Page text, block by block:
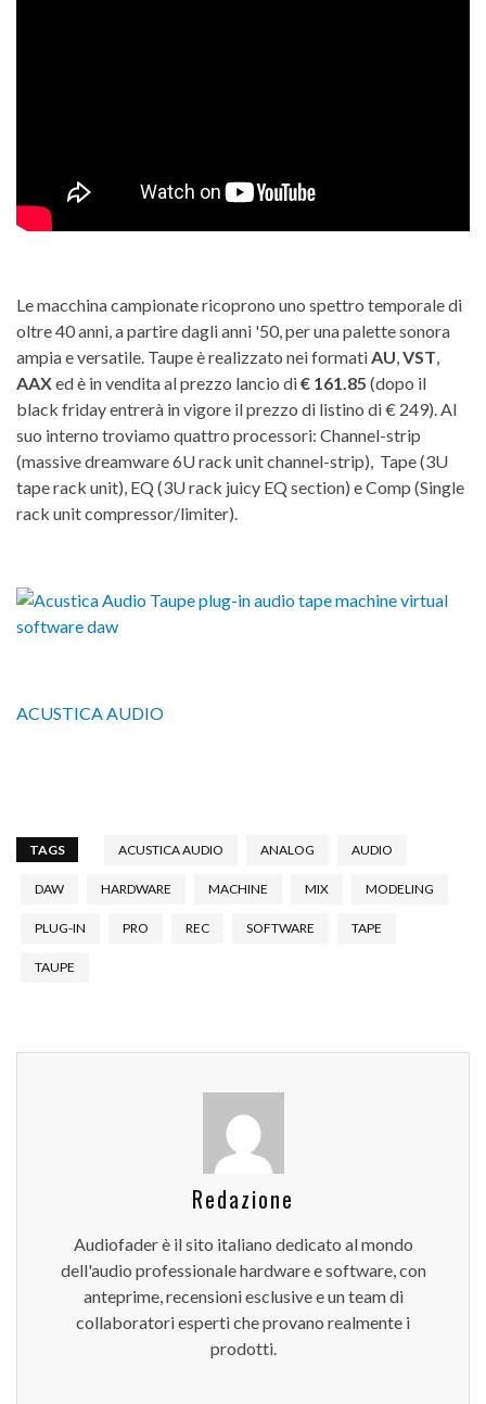
Le macchina campionate ricoprono uno spettro temporale di
oltre 40 anni, a partire dagli anni '50, per una palette sonora
ampia e versatile. Taupe è realizzato nei formatiAU,VST,
AAXed è in vendita al prezzo lancio di€ 161.85 (dopo il
black friday entrerà in vigore il prezzo di listino di € 249). Al
suo interno troviamo quattro processori: Channel-strip
(massive dreamware 6U rack unit channel-strip), Tape (3U
tape rack unit), EQ (3U rack juicy EQ section) e Comp (Single
rack unit compressor/limiter).
ACUSTICA AUDIO
TAGS ACUSTICA AUDIO ANALOG AUDIO
DAW HARDWARE MACHINE MIX MODELING
PLUG-IN PRO REC SOFTWARE TAPE
TAUPE
Redazione
Audiofader è il sito italiano dedicato al mondo
dell'audio professionale hardware e software, con
anteprime, recensioni esclusive e un team di
collaboratori esperti che provano realmente i
prodotti.